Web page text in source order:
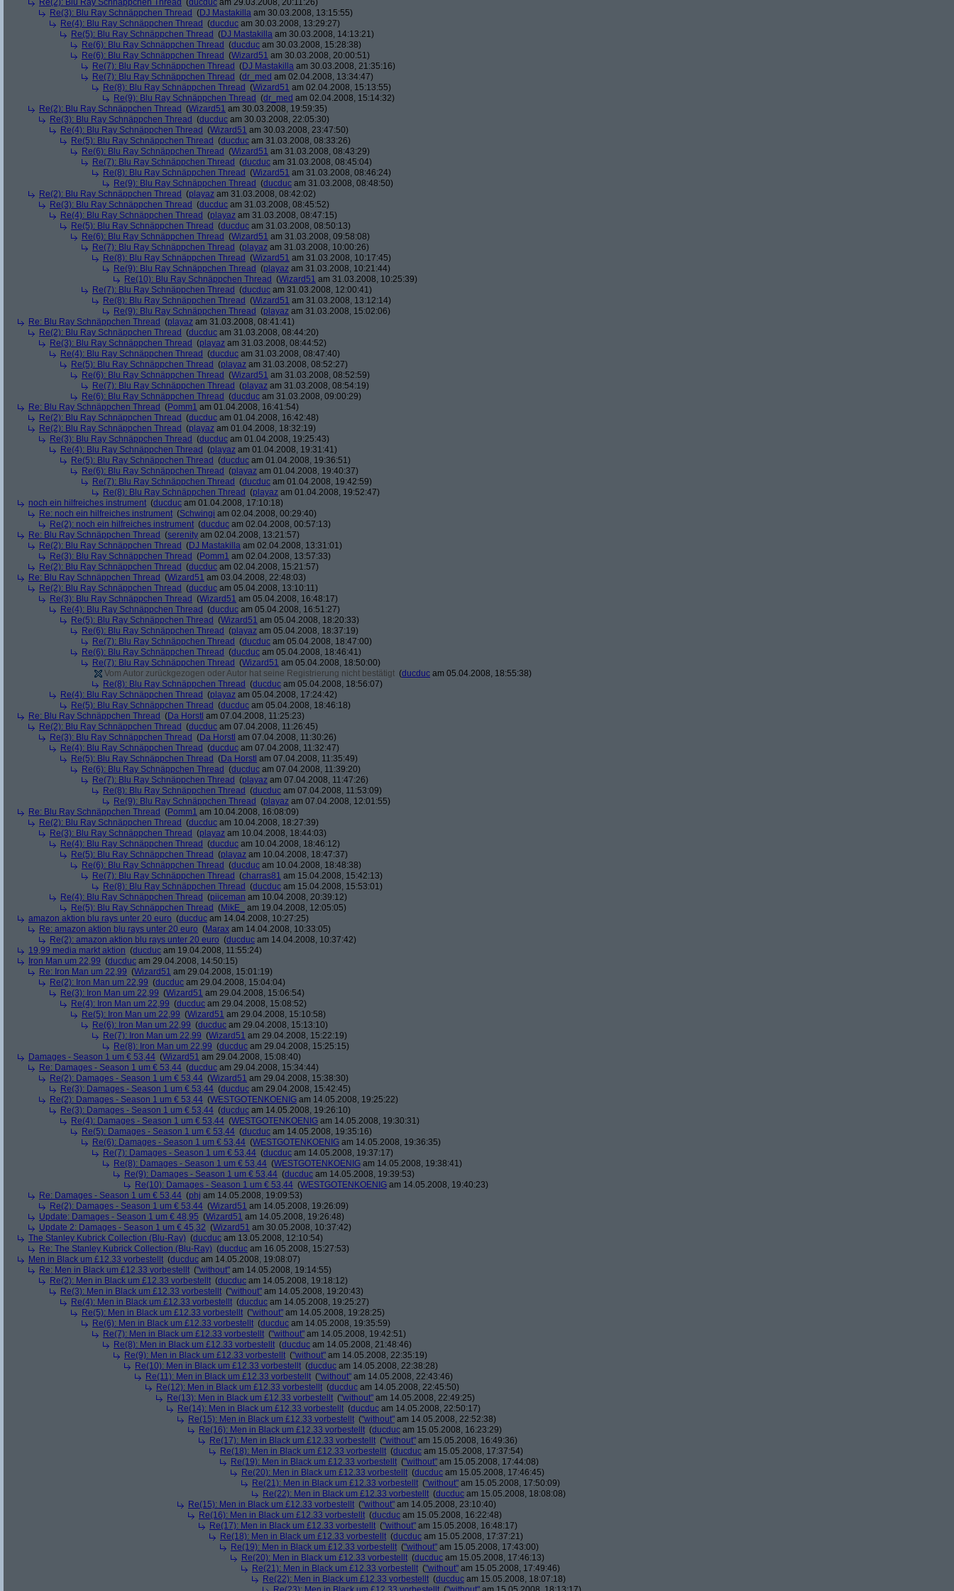
Re(2): Blu Ray Schnäppchen Thread (ducduc am 29.03.2008, 20:11:26)
Re(3): Blu Ray Schnäppchen Thread (DJ Mastakilla am 30.03.2008, 13:15:55)
Re(4): Blu Ray Schnäppchen Thread (ducduc am 30.03.2008, 13:29:27)
Re(5): Blu Ray Schnäppchen Thread (DJ Mastakilla am 30.03.2008, 14:13:21)
Re(6): Blu Ray Schnäppchen Thread (ducduc am 30.03.2008, 15:28:38)
Re(6): Blu Ray Schnäppchen Thread (Wizard51 am 30.03.2008, 20:00:51)
Re(7): Blu Ray Schnäppchen Thread (DJ Mastakilla am 30.03.2008, 21:35:16)
Re(7): Blu Ray Schnäppchen Thread (dr_med am 02.04.2008, 13:34:47)
Re(8): Blu Ray Schnäppchen Thread (Wizard51 am 02.04.2008, 15:13:55)
Re(9): Blu Ray Schnäppchen Thread (dr_med am 02.04.2008, 15:14:32)
Re(2): Blu Ray Schnäppchen Thread (Wizard51 am 30.03.2008, 19:59:35)
Re(3): Blu Ray Schnäppchen Thread (ducduc am 30.03.2008, 22:05:30)
Re(4): Blu Ray Schnäppchen Thread (Wizard51 am 30.03.2008, 23:47:50)
Re(5): Blu Ray Schnäppchen Thread (ducduc am 31.03.2008, 08:33:26)
Re(6): Blu Ray Schnäppchen Thread (Wizard51 am 31.03.2008, 08:43:29)
Re(7): Blu Ray Schnäppchen Thread (ducduc am 31.03.2008, 08:45:04)
Re(8): Blu Ray Schnäppchen Thread (Wizard51 am 31.03.2008, 08:46:24)
Re(9): Blu Ray Schnäppchen Thread (ducduc am 31.03.2008, 08:48:50)
Re(2): Blu Ray Schnäppchen Thread (playaz am 31.03.2008, 08:42:02)
Re(3): Blu Ray Schnäppchen Thread (ducduc am 31.03.2008, 08:45:52)
Re(4): Blu Ray Schnäppchen Thread (playaz am 31.03.2008, 08:47:15)
Re(5): Blu Ray Schnäppchen Thread (ducduc am 31.03.2008, 08:50:13)
Re(6): Blu Ray Schnäppchen Thread (Wizard51 am 31.03.2008, 09:58:08)
Re(7): Blu Ray Schnäppchen Thread (playaz am 31.03.2008, 10:00:26)
Re(8): Blu Ray Schnäppchen Thread (Wizard51 am 31.03.2008, 10:17:45)
Re(9): Blu Ray Schnäppchen Thread (playaz am 31.03.2008, 10:21:44)
Re(10): Blu Ray Schnäppchen Thread (Wizard51 am 31.03.2008, 10:25:39)
Re(7): Blu Ray Schnäppchen Thread (ducduc am 31.03.2008, 12:00:41)
Re(8): Blu Ray Schnäppchen Thread (Wizard51 am 31.03.2008, 13:12:14)
Re(9): Blu Ray Schnäppchen Thread (playaz am 31.03.2008, 15:02:06)
Re: Blu Ray Schnäppchen Thread (playaz am 31.03.2008, 08:41:41)
Re(2): Blu Ray Schnäppchen Thread (ducduc am 31.03.2008, 08:44:20)
Re(3): Blu Ray Schnäppchen Thread (playaz am 31.03.2008, 08:44:52)
Re(4): Blu Ray Schnäppchen Thread (ducduc am 31.03.2008, 08:47:40)
Re(5): Blu Ray Schnäppchen Thread (playaz am 31.03.2008, 08:52:27)
Re(6): Blu Ray Schnäppchen Thread (Wizard51 am 31.03.2008, 08:52:59)
Re(7): Blu Ray Schnäppchen Thread (playaz am 31.03.2008, 08:54:19)
Re(6): Blu Ray Schnäppchen Thread (ducduc am 31.03.2008, 09:00:29)
Re: Blu Ray Schnäppchen Thread (Pomm1 am 01.04.2008, 16:41:54)
Re(2): Blu Ray Schnäppchen Thread (ducduc am 01.04.2008, 16:42:48)
Re(2): Blu Ray Schnäppchen Thread (playaz am 01.04.2008, 18:32:19)
Re(3): Blu Ray Schnäppchen Thread (ducduc am 01.04.2008, 19:25:43)
Re(4): Blu Ray Schnäppchen Thread (playaz am 01.04.2008, 19:31:41)
Re(5): Blu Ray Schnäppchen Thread (ducduc am 01.04.2008, 19:36:51)
Re(6): Blu Ray Schnäppchen Thread (playaz am 01.04.2008, 19:40:37)
Re(7): Blu Ray Schnäppchen Thread (ducduc am 01.04.2008, 19:42:59)
Re(8): Blu Ray Schnäppchen Thread (playaz am 01.04.2008, 19:52:47)
noch ein hilfreiches instrument (ducduc am 01.04.2008, 17:10:18)
Re: noch ein hilfreiches instrument (Schwingi am 02.04.2008, 00:29:40)
Re(2): noch ein hilfreiches instrument (ducduc am 02.04.2008, 00:57:13)
Re: Blu Ray Schnäppchen Thread (serenity am 02.04.2008, 13:21:57)
Re(2): Blu Ray Schnäppchen Thread (DJ Mastakilla am 02.04.2008, 13:31:01)
Re(3): Blu Ray Schnäppchen Thread (Pomm1 am 02.04.2008, 13:57:33)
Re(2): Blu Ray Schnäppchen Thread (ducduc am 02.04.2008, 15:21:57)
Re: Blu Ray Schnäppchen Thread (Wizard51 am 03.04.2008, 22:48:03)
Re(2): Blu Ray Schnäppchen Thread (ducduc am 05.04.2008, 13:10:11)
Re(3): Blu Ray Schnäppchen Thread (Wizard51 am 05.04.2008, 16:48:17)
Re(4): Blu Ray Schnäppchen Thread (ducduc am 05.04.2008, 16:51:27)
Re(5): Blu Ray Schnäppchen Thread (Wizard51 am 05.04.2008, 18:20:33)
Re(6): Blu Ray Schnäppchen Thread (playaz am 05.04.2008, 18:37:19)
Re(7): Blu Ray Schnäppchen Thread (ducduc am 05.04.2008, 18:47:00)
Re(6): Blu Ray Schnäppchen Thread (ducduc am 05.04.2008, 18:46:41)
Re(7): Blu Ray Schnäppchen Thread (Wizard51 am 05.04.2008, 18:50:00)
Vom Autor zurückgezogen oder Autor hat seine Registrierung nicht bestätigt (ducduc am 05.04.2008, 18:55:38)
Re(8): Blu Ray Schnäppchen Thread (ducduc am 05.04.2008, 18:56:07)
Re(4): Blu Ray Schnäppchen Thread (playaz am 05.04.2008, 17:24:42)
Re(5): Blu Ray Schnäppchen Thread (ducduc am 05.04.2008, 18:46:18)
Re: Blu Ray Schnäppchen Thread (Da Horstl am 07.04.2008, 11:25:23)
Re(2): Blu Ray Schnäppchen Thread (ducduc am 07.04.2008, 11:26:45)
Re(3): Blu Ray Schnäppchen Thread (Da Horstl am 07.04.2008, 11:30:26)
Re(4): Blu Ray Schnäppchen Thread (ducduc am 07.04.2008, 11:32:47)
Re(5): Blu Ray Schnäppchen Thread (Da Horstl am 07.04.2008, 11:35:49)
Re(6): Blu Ray Schnäppchen Thread (ducduc am 07.04.2008, 11:39:20)
Re(7): Blu Ray Schnäppchen Thread (playaz am 07.04.2008, 11:47:26)
Re(8): Blu Ray Schnäppchen Thread (ducduc am 07.04.2008, 11:53:09)
Re(9): Blu Ray Schnäppchen Thread (playaz am 07.04.2008, 12:01:55)
Re: Blu Ray Schnäppchen Thread (Pomm1 am 10.04.2008, 16:08:09)
Re(2): Blu Ray Schnäppchen Thread (ducduc am 10.04.2008, 18:27:39)
Re(3): Blu Ray Schnäppchen Thread (playaz am 10.04.2008, 18:44:03)
Re(4): Blu Ray Schnäppchen Thread (ducduc am 10.04.2008, 18:46:12)
Re(5): Blu Ray Schnäppchen Thread (playaz am 10.04.2008, 18:47:37)
Re(6): Blu Ray Schnäppchen Thread (ducduc am 10.04.2008, 18:48:38)
Re(7): Blu Ray Schnäppchen Thread (charras81 am 15.04.2008, 15:42:13)
Re(8): Blu Ray Schnäppchen Thread (ducduc am 15.04.2008, 15:53:01)
Re(4): Blu Ray Schnäppchen Thread (piiceman am 10.04.2008, 20:39:12)
Re(5): Blu Ray Schnäppchen Thread (MikE_
am 19.04.2008, 12:05:05)
amazon aktion blu rays unter 20 euro (ducduc am 14.04.2008, 10:27:25)
Re: amazon aktion blu rays unter 20 euro (Marax am 14.04.2008, 10:33:05)
Re(2): amazon aktion blu rays unter 20 euro (ducduc am 14.04.2008, 10:37:42)
19,99 media markt aktion (ducduc am 19.04.2008, 11:55:24)
Iron Man um 22,99 (ducduc am 29.04.2008, 14:50:15)
Re: Iron Man um 22,99 (Wizard51 am 29.04.2008, 15:01:19)
Re(2): Iron Man um 22,99 (ducduc am 29.04.2008, 15:04:04)
Re(3): Iron Man um 22,99 (Wizard51 am 29.04.2008, 15:06:54)
Re(4): Iron Man um 22,99 (ducduc am 29.04.2008, 15:08:52)
Re(5): Iron Man um 22,99 (Wizard51 am 29.04.2008, 15:10:58)
Re(6): Iron Man um 22,99 (ducduc am 29.04.2008, 15:13:10)
Re(7): Iron Man um 22,99 (Wizard51 am 29.04.2008, 15:22:19)
Re(8): Iron Man um 22,99 (ducduc am 29.04.2008, 15:25:15)
Damages - Season 1 um € 53,44 (Wizard51 am 29.04.2008, 15:08:40)
Re: Damages - Season 1 um € 53,44 (ducduc am 29.04.2008, 15:34:44)
Re(2): Damages - Season 1 um € 53,44 (Wizard51 am 29.04.2008, 15:38:30)
Re(3): Damages - Season 1 um € 53,44 (ducduc am 29.04.2008, 15:42:45)
Re(2): Damages - Season 1 um € 53,44 (WESTGOTENKOENIG am 14.05.2008, 19:25:22)
Re(3): Damages - Season 1 um € 53,44 (ducduc am 14.05.2008, 19:26:10)
Re(4): Damages - Season 1 um € 53,44 (WESTGOTENKOENIG am 14.05.2008, 19:30:31)
Re(5): Damages - Season 1 um € 53,44 (ducduc am 14.05.2008, 19:35:16)
Re(6): Damages - Season 1 um € 53,44 (WESTGOTENKOENIG am 14.05.2008, 19:36:35)
Re(7): Damages - Season 1 um € 53,44 (ducduc am 14.05.2008, 19:37:17)
Re(8): Damages - Season 1 um € 53,44 (WESTGOTENKOENIG am 14.05.2008, 19:38:41)
Re(9): Damages - Season 1 um € 53,44 (ducduc am 14.05.2008, 19:39:53)
Re(10): Damages - Season 1 um € 53,44 (WESTGOTENKOENIG am 14.05.2008, 19:40:23)
Re: Damages - Season 1 um € 53,44 (phj am 14.05.2008, 19:09:53)
Re(2): Damages - Season 1 um € 53,44 (Wizard51 am 14.05.2008, 19:26:09)
Update: Damages - Season 1 um € 48,95 (Wizard51 am 14.05.2008, 19:26:48)
Update 2: Damages - Season 1 um € 45,32 (Wizard51 am 30.05.2008, 10:37:42)
The Stanley Kubrick Collection (Blu-Ray) (ducduc am 13.05.2008, 12:10:54)
Re: The Stanley Kubrick Collection (Blu-Ray) (ducduc am 16.05.2008, 15:27:53)
Men in Black um £12.33 vorbestellt (ducduc am 14.05.2008, 19:08:07)
Re: Men in Black um £12.33 vorbestellt ("without" am 14.05.2008, 19:14:55)
Re(2): Men in Black um £12.33 vorbestellt (ducduc am 14.05.2008, 19:18:12)
Re(3): Men in Black um £12.33 vorbestellt ("without" am 14.05.2008, 19:20:43)
Re(4): Men in Black um £12.33 vorbestellt (ducduc am 14.05.2008, 19:25:27)
Re(5): Men in Black um £12.33 vorbestellt ("without" am 14.05.2008, 19:28:25)
Re(6): Men in Black um £12.33 vorbestellt (ducduc am 14.05.2008, 19:35:59)
Re(7): Men in Black um £12.33 vorbestellt ("without" am 14.05.2008, 19:42:51)
Re(8): Men in Black um £12.33 vorbestellt (ducduc am 14.05.2008, 21:48:46)
Re(9): Men in Black um £12.33 vorbestellt ("without" am 14.05.2008, 22:35:19)
Re(10): Men in Black um £12.33 vorbestellt (ducduc am 14.05.2008, 22:38:28)
Re(11): Men in Black um £12.33 vorbestellt ("without" am 14.05.2008, 22:43:46)
Re(12): Men in Black um £12.33 vorbestellt (ducduc am 14.05.2008, 22:45:50)
Re(13): Men in Black um £12.33 vorbestellt ("without" am 14.05.2008, 22:49:25)
Re(14): Men in Black um £12.33 vorbestellt (ducduc am 14.05.2008, 22:50:17)
Re(15): Men in Black um £12.33 vorbestellt ("without" am 14.05.2008, 22:52:38)
Re(16): Men in Black um £12.33 vorbestellt (ducduc am 15.05.2008, 16:23:29)
Re(17): Men in Black um £12.33 vorbestellt ("without" am 15.05.2008, 16:49:36)
Re(18): Men in Black um £12.33 vorbestellt (ducduc am 15.05.2008, 17:37:54)
Re(19): Men in Black um £12.33 vorbestellt ("without" am 15.05.2008, 17:44:08)
Re(20): Men in Black um £12.33 vorbestellt (ducduc am 15.05.2008, 17:46:45)
Re(21): Men in Black um £12.33 vorbestellt ("without" am 15.05.2008, 17:50:09)
Re(22): Men in Black um £12.33 vorbestellt (ducduc am 15.05.2008, 18:08:08)
Re(15): Men in Black um £12.33 vorbestellt ("without" am 14.05.2008, 23:10:40)
Re(16): Men in Black um £12.33 vorbestellt (ducduc am 15.05.2008, 16:22:48)
Re(17): Men in Black um £12.33 vorbestellt ("without" am 15.05.2008, 16:48:17)
Re(18): Men in Black um £12.33 vorbestellt (ducduc am 15.05.2008, 17:37:21)
Re(19): Men in Black um £12.33 vorbestellt ("without" am 15.05.2008, 17:43:00)
Re(20): Men in Black um £12.33 vorbestellt (ducduc am 15.05.2008, 17:46:13)
Re(21): Men in Black um £12.33 vorbestellt ("without" am 15.05.2008, 17:49:46)
Re(22): Men in Black um £12.33 vorbestellt (ducduc am 15.05.2008, 18:07:18)